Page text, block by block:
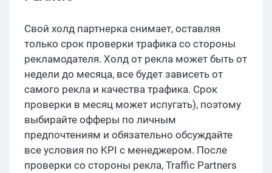
Свой холд партнерка снимает, оставляя
только срок проверки трафика со стороны
рекламодателя. Холд от рекла может быть от
недели до месяца, все будет зависеть от
самого рекла и качества трафика. Срок
проверки в месяц может испугать), поэтому
выбирайте офферы по личным
предпочтениям и обязательно обсуждайте
все условия по KPI с менеджером. После
проверки со стороны рекла, Traffic Partners